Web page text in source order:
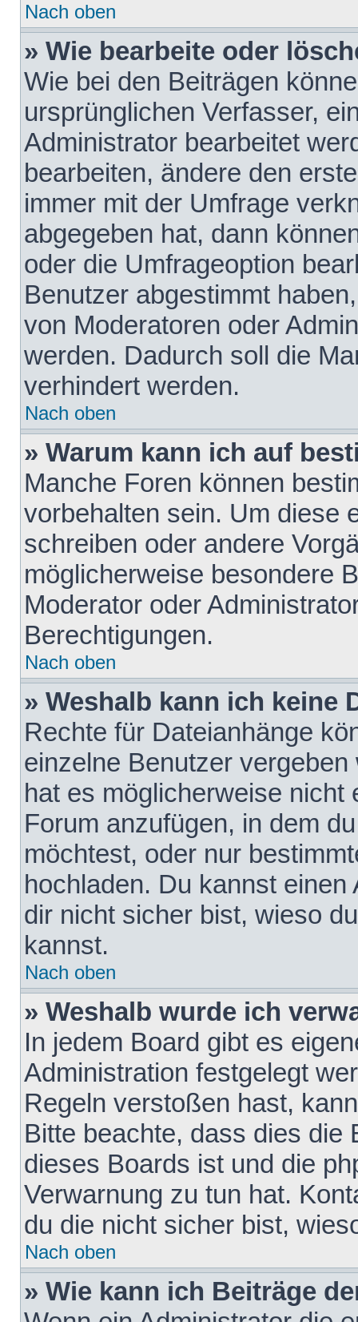
Nach oben
» Wie bearbeite oder
Wie bei den Beiträgen
ursprünglichen Verfasser,
Administrator bearbeitet
bearbeiten, ändere den
immer mit der Umfrage
abgegeben hat, dann
oder die Umfrageoption
Benutzer abgestimmt
von Moderatoren oder
werden. Dadurch soll die
verhindert werden.
Nach oben
» Warum kann ich auf
Manche Foren können
vorbehalten sein. Um diese
schreiben oder andere
möglicherweise besondere
Moderator oder
Berechtigungen.
Nach oben
» Weshalb kann ich keine
Rechte für Dateianhänge
einzelne Benutzer
hat es möglicherweise nicht
Forum anzufügen, in dem
möchtest, oder nur
hochladen. Du kannst
dir nicht sicher bist, wieso
kannst.
Nach oben
» Weshalb wurde ich
In jedem Board gibt es
Administration festgelegt
Regeln verstoßen hast,
Bitte beachte, dass dies die
dieses Boards ist und die
Verwarnung zu tun hat.
du die nicht sicher bist,
Nach oben
» Wie kann ich Beiträge